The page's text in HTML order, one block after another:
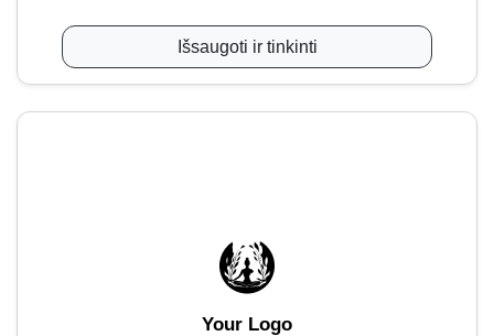
Išsaugoti ir tinkinti
Your Logo